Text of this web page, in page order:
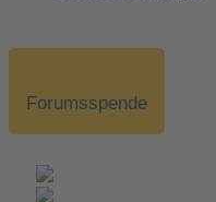
Forumsspende